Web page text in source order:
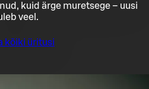
kuid ärge muretsege – uusi
veel.
kõiki üritusi